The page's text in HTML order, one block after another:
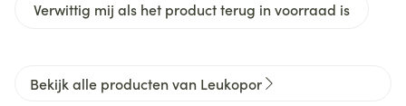
Verwittig mij als het product terug in voorraad is
Bekijk alle producten van Leukopor